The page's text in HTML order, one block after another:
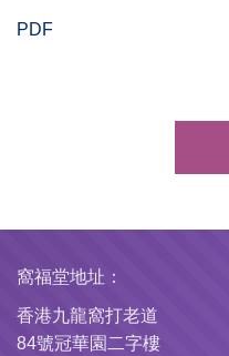
PDF
窩福堂地址：
香港九龍窩打老道
84號冠華園二字樓